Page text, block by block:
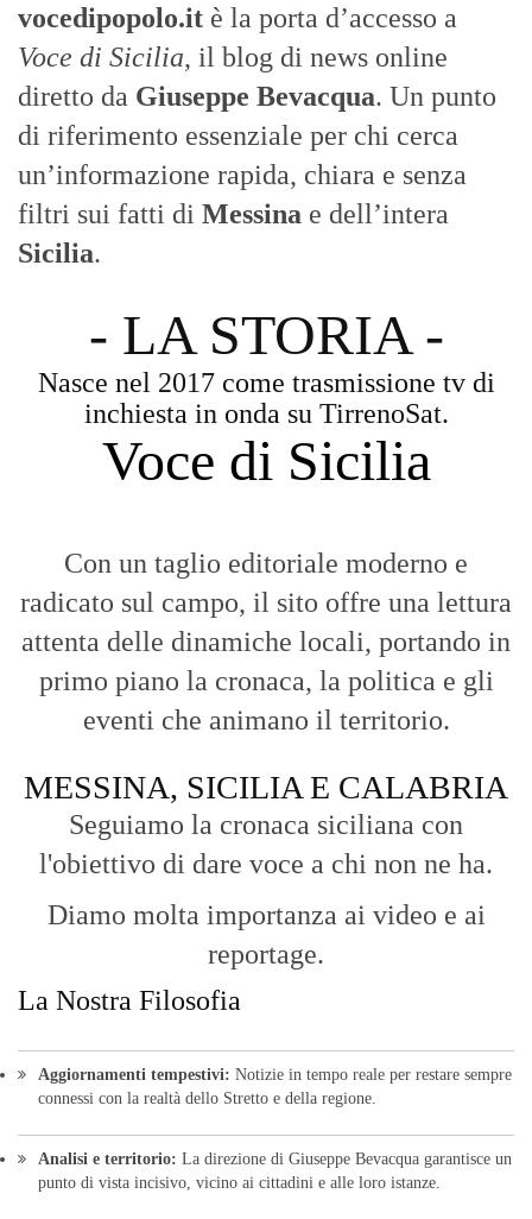
vocedipopolo.it è la porta d’accesso a
Voce di Sicilia, il blog di news online
diretto da Giuseppe Bevacqua. Un punto
di riferimento essenziale per chi cerca
un’informazione rapida, chiara e senza
filtri sui fatti di Messina e dell’intera
Sicilia.
- LA STORIA -
Nasce nel 2017 come trasmissione tv di
inchiesta in onda su TirrenoSat.
Voce di Sicilia
Con un taglio editoriale moderno e
radicato sul campo, il sito offre una lettura
attenta delle dinamiche locali, portando in
primo piano la cronaca, la politica e gli
eventi che animano il territorio.
MESSINA, SICILIA E CALABRIA
Seguiamo la cronaca siciliana con
l'obiettivo di dare voce a chi non ne ha.
Diamo molta importanza ai video e ai
reportage.
La Nostra Filosofia
Aggiornamenti tempestivi: Notizie in tempo reale per restare sempre
connessi con la realtà dello Stretto e della regione.
Analisi e territorio: La direzione di Giuseppe Bevacqua garantisce un
punto di vista incisivo, vicino ai cittadini e alle loro istanze.